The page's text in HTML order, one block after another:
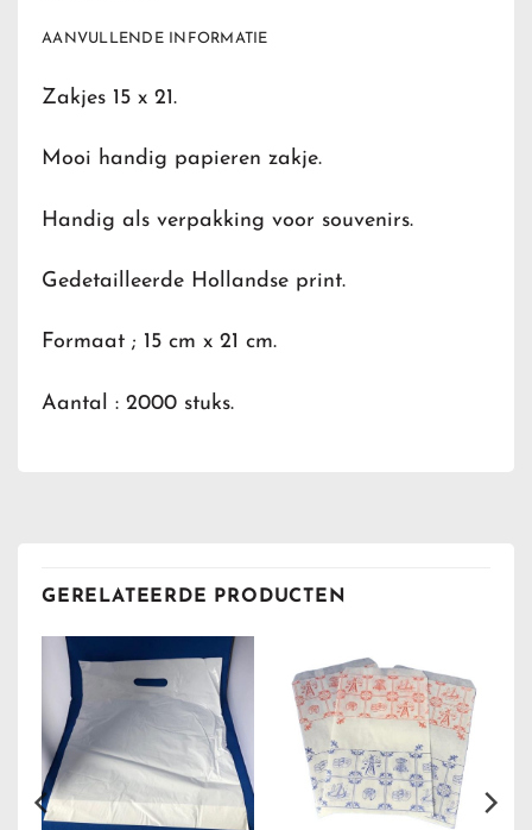
AANVULLENDE INFORMATIE
Zakjes 15 x 21.
Mooi handig papieren zakje.
Handig als verpakking voor souvenirs.
Gedetailleerde Hollandse print.
Formaat ; 15 cm x 21 cm.
Aantal : 2000 stuks.
GERELATEERDE PRODUCTEN